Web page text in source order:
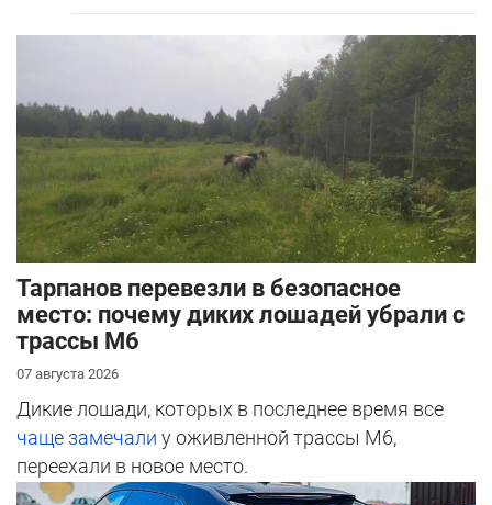
Тарпанов перевезли в безопасное
место: почему диких лошадей убрали с
трассы М6
07 августа 2026
Дикие лошади, которых в последнее время все
чаще замечали у оживленной трассы М6,
переехали в новое место.